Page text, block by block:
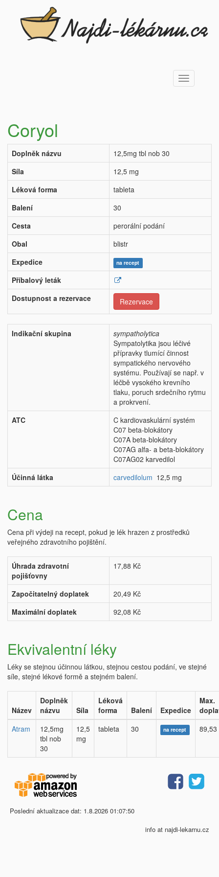
Toggle
navigation
Coryol
Doplněk názvu
12,5mg tbl nob 30
Síla
12,5 mg
Léková forma
tableta
Balení
30
Cesta
perorální podání
Obal
blistr
Expedice
na recept
Příbalový leták
Dostupnost a rezervace
Rezervace
Indikační skupina
sympatholytica
Sympatolytika jsou léčivé
přípravky tlumící činnost
sympatického nervového
systému. Používají se např. v
léčbě vysokého krevního
tlaku, poruch srdečního rytmu
a prokrvení.
ATC
C kardiovaskulární systém
C07 beta-blokátory
C07A beta-blokátory
C07AG alfa- a beta-blokátory
C07AG02 karvedilol
Účinná látka
carvedilolum 12,5 mg
Cena
Cena při výdeji na recept, pokud je lék hrazen z prostředků
veřejného zdravotního pojištění.
Úhrada zdravotní
pojišťovny
17,88 Kč
Započitatelný doplatek
20,49 Kč
Maximální doplatek
92,08 Kč
Ekvivalentní léky
Léky se stejnou účinnou látkou, stejnou cestou podání, ve stejné
síle, stejné lékové formě a stejném balení.
Název
Doplněk
názvu
Síla
Léková
forma
Balení Expedice
Max.
Atram
12,5mg
tbl nob
30
12,5
mg
tableta 30 na recept 89,53
Poslední aktualizace dat: 1.8.2026 01:07:50
info at najdi-lekarnu.cz